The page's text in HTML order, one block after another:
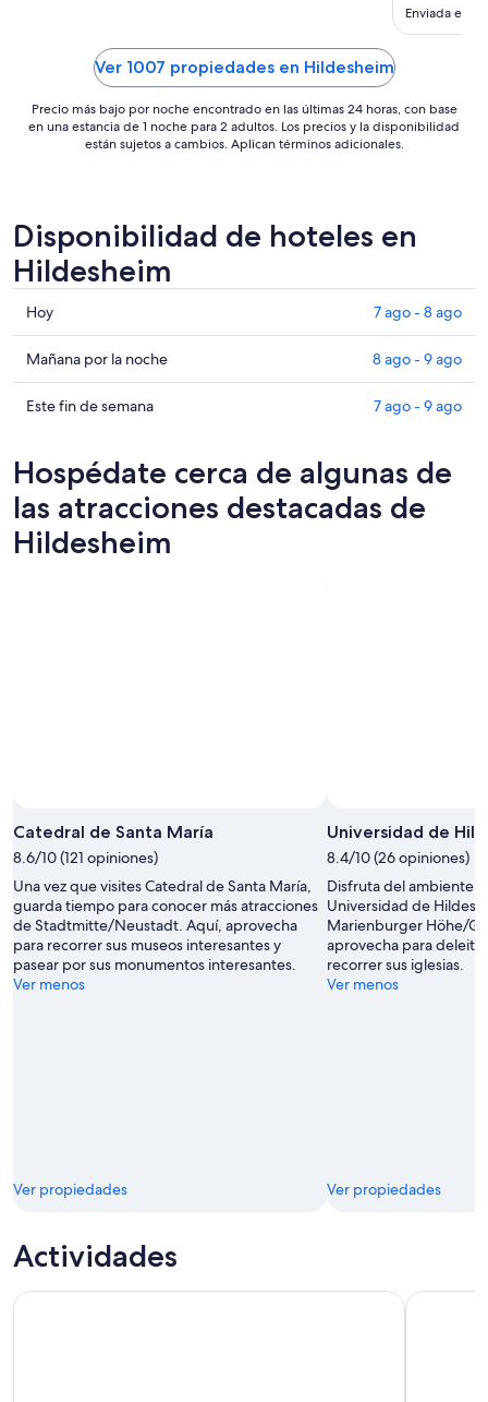
24
ago
havde 1
Enviada el 6
Ver 1007 propiedades en Hildesheim
Precio más bajo por noche encontrado en las últimas 24 horas, con base
en una estancia de 1 noche para 2 adultos. Los precios y la disponibilidad
están sujetos a cambios. Aplican términos adicionales.
Disponibilidad de hoteles en
Hildesheim
Consultar
precios
en
Hildesheim
para
ago
8
ago
Hoy 7 ago - 8 ago
Consultar
precios
en
mañana
la
noche,
Mañana por la noche 8 ago - 9 ago
Consultar
Hildesheim
para
este
fin
Este fin de semana 7 ago - 9 ago
Hospédate cerca de algunas de
las atracciones destacadas de
Hildesheim
de
uso
libre
por
Novi
Titik
Catedral de Santa María
8.6/10 (121 opiniones)
Una vez que visites Catedral de Santa María,
guarda tiempo para conocer más atracciones
de Stadtmitte/Neustadt. Aquí, aprovecha
para recorrer sus museos interesantes y
pasear por sus monumentos interesantes.
Ver menos
Ver propiedades
Universidad de
8.4/10 (26 opiniones)
Disfruta del ambiente
Universidad de
Marienburger Höhe/
aprovecha para
recorrer sus iglesias.
Ver menos
Ver propiedades
Actividades
Paseo por la ciudad de Hannover Tras la